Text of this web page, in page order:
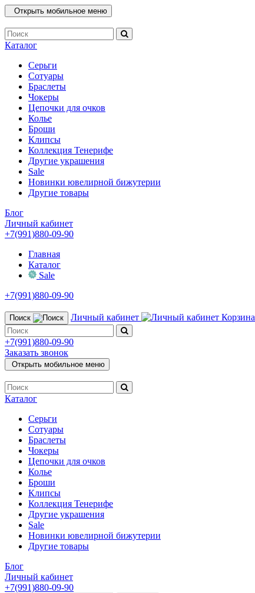
Открыть мобильное меню
Каталог
Серьги
Сотуары
Браслеты
Чокеры
Цепочки для очков
Колье
Броши
Клипсы
Коллекция Тенерифе
Другие украшения
Sale
Новинки ювелирной бижутерии
Другие товары
Блог
Личный кабинет
+7(991)880-09-90
Главная
Каталог
Sale
+7(991)880-09-90
Поиск Личный кабинет Корзина
+7(991)880-09-90
Заказать звонок
Открыть мобильное меню
Каталог
Серьги
Сотуары
Браслеты
Чокеры
Цепочки для очков
Колье
Броши
Клипсы
Коллекция Тенерифе
Другие украшения
Sale
Новинки ювелирной бижутерии
Другие товары
Блог
Личный кабинет
+7(991)880-09-90